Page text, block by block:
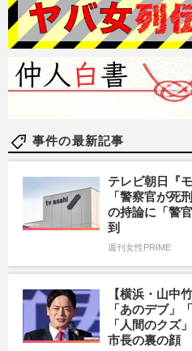
事件の最新記事
テレビ朝日『
「警察官が死
の持論に「警
到
週刊女性PRIME
【横浜・山中
「あのデブ」
「人間のクズ
市長の裏の顔